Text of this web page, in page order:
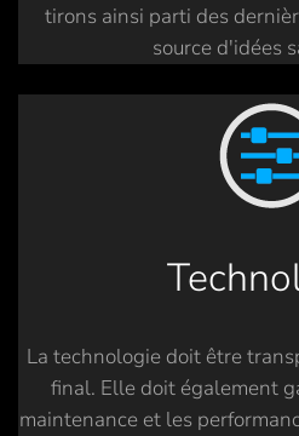
tirons ainsi parti des
source d'idées
La technologie doit être
final. Elle doit également
maintenance et les